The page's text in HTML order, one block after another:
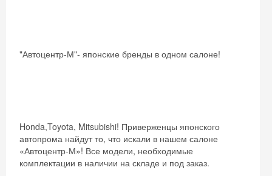
"Автоцентр-М"- японские бренды в одном салоне!
Honda,Toyota, Mitsubishi! Приверженцы японского
автопрома найдут то, что искали в нашем салоне
«Автоцентр-М»! Все модели, необходимые
комплектации в наличии на складе и под заказ.